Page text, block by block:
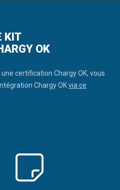
KIT
OK
certification Chargy OK, vous
Chargy OKvia ce